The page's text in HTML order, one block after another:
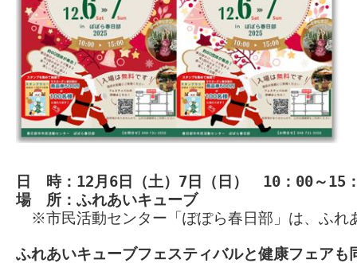
日　時：12月6日（土）7日（日）　10：00～15
場　所：ふれあいキューブ
※市民活動センター「ぽぽら春日部」は、
ふれあいキューブフェスティバルと健康フェアも